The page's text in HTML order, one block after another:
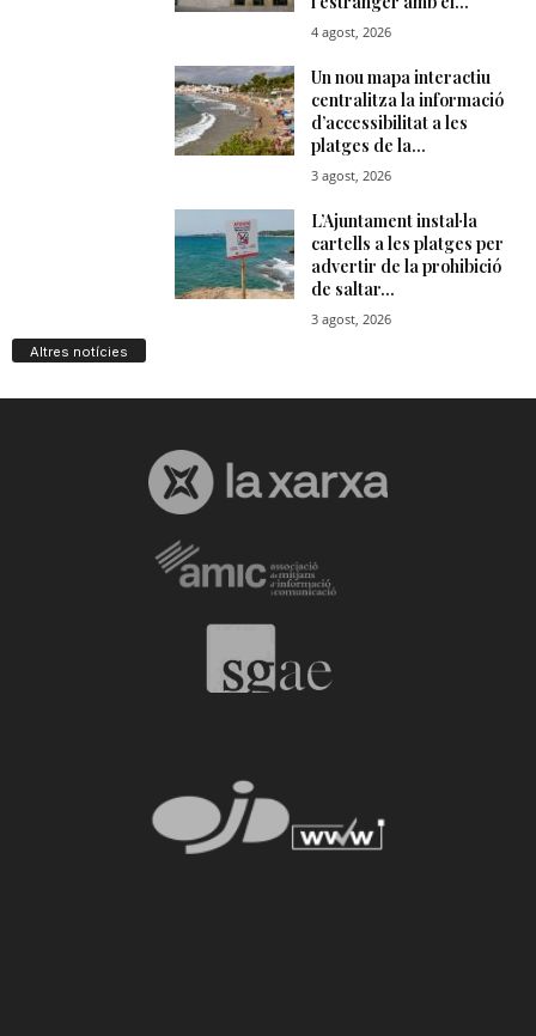
Altres notícies